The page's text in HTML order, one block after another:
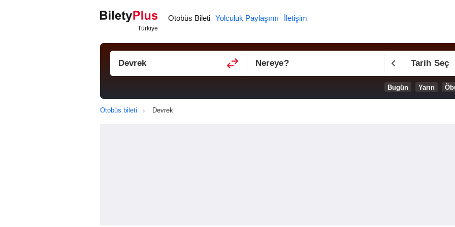
Otobüs Bileti Yolculuk Paylaşımı İletişim
Nereye? Tarih Seç
Bugün Yarın
Otobüs bileti Devrek